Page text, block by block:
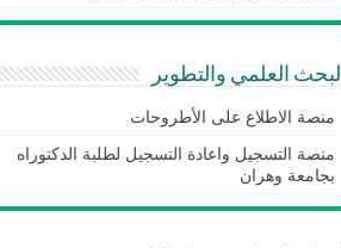
البحث العلمي والتطوير
منصة الاطلاع على الأطروحات
منصة التسجيل واعادة التسجيل لطلبة الدكتوراه
بجامعة وهران